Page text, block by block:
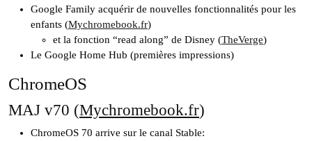
Google Family acquérir de nouvelles fonctionnalités pour les
enfants (Mychromebook.fr)
et la fonction “read along” de Disney (TheVerge)
Le Google Home Hub (premières impressions)
ChromeOS
MAJ v70 (Mychromebook.fr)
ChromeOS 70 arrive sur le canal Stable: